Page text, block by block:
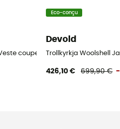
coupe-vent homme
Eco-conçu
Devold
Trollkyrkja Woolshell
426,10 € 699,90 € -